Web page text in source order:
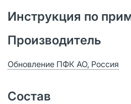
Инструкция по
Производитель
Обновление ПФК АО, Россия
Состав